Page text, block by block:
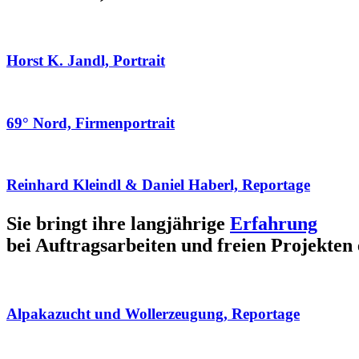
Horst K. Jandl, Portrait
69° Nord, Firmenportrait
Reinhard Kleindl & Daniel Haberl, Reportage
Sie bringt ihre langjährige Erfahrung
bei Auftragsarbeiten und freien Projekten
Alpakazucht und Wollerzeugung, Reportage